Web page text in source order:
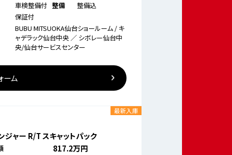
車検整備付 整備
整備込
保証付
BUBU MITSUOKA仙台ショールーム / キ
ャデラック仙台中央 ／ シボレー仙台中
央/仙台サービスセンター
ーム
ジャー R/T スキャットパック
817.2万円
最新入庫